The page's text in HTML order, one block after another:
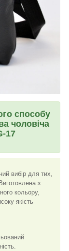
способу
чоловіча
17
вибір для тих,
з
кольору,
якість